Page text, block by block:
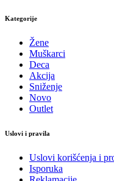
Kategorije
Žene
Muškarci
Deca
Akcija
Sniženje
Novo
Outlet
Uslovi i pravila
Uslovi korišćenja i
Isporuka